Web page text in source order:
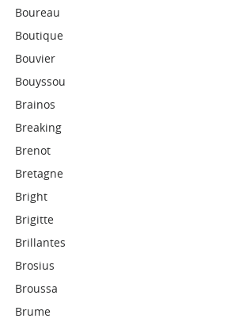
Boureau
Boutique
Bouvier
Bouyssou
Brainos
Breaking
Brenot
Bretagne
Bright
Brigitte
Brillantes
Brosius
Broussa
Brume